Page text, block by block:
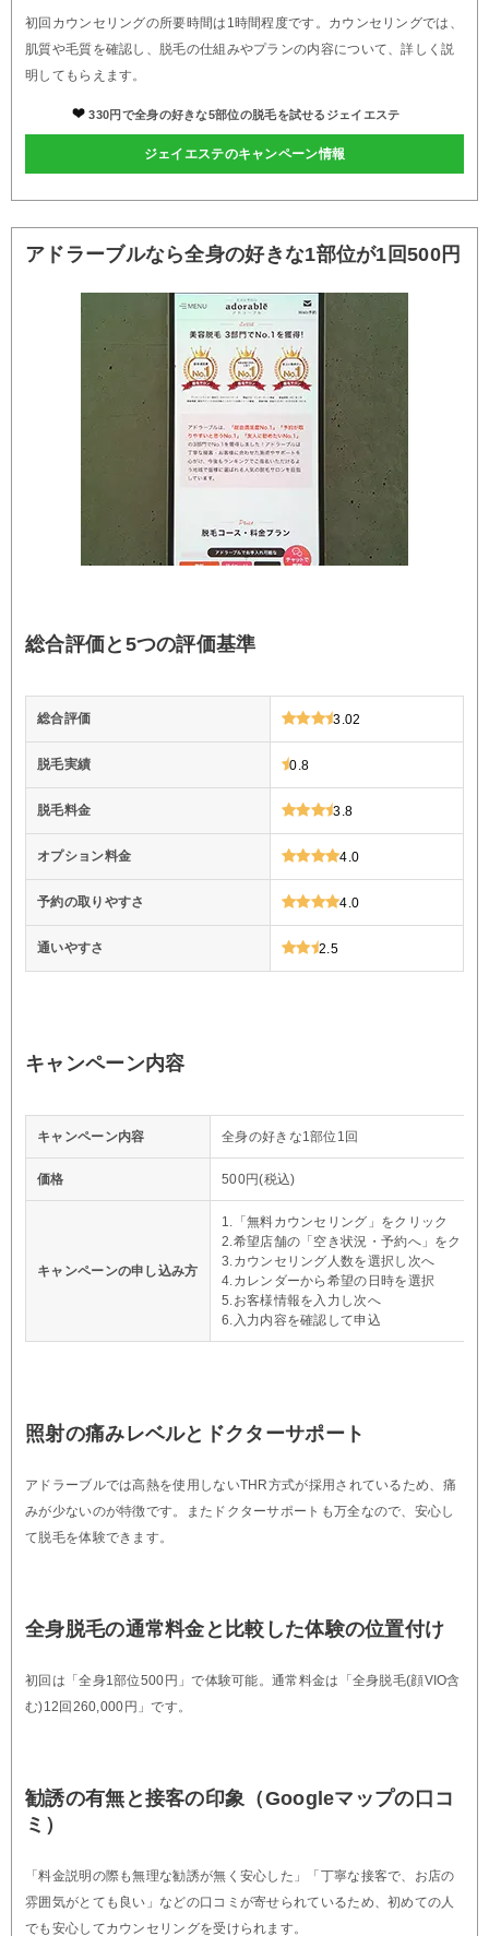
初回カウンセリングの所要時間は1時間程度です。カウンセリングでは、
肌質や毛質を確認し、脱毛の仕組みやプランの内容について、詳しく説
明してもらえます。
330円で全身の好きな5部位の脱毛を試せるジェイエステ
ジェイエステのキャンペーン情報
アドラーブルなら全身の好きな1部位が1回500円
総合評価と5つの評価基準
総合評価 3.02
脱毛実績 0.8
脱毛料金 3.8
オプション料金 4.0
予約の取りやすさ 4.0
通いやすさ 2.5
キャンペーン内容
キャンペーン内容 全身の好きな1部位1回
価格 500円(税込)
キャンペーンの申し込み方
1.「無料カウンセリング」をクリック
2.希望店舗の「空き状況・予約へ」をクリ
3.カウンセリング人数を選択し次へ
4.カレンダーから希望の日時を選択
5.お客様情報を入力し次へ
6.入力内容を確認して申込
照射の痛みレベルとドクターサポート
アドラーブルでは高熱を使用しないTHR方式が採用されているため、痛
みが少ないのが特徴です。またドクターサポートも万全なので、安心し
て脱毛を体験できます。
全身脱毛の通常料金と比較した体験の位置付け
初回は「全身1部位500円」で体験可能。通常料金は「全身脱毛(顔VIO含
む)12回260,000円」です。
勧誘の有無と接客の印象（Googleマップの口コ
ミ）
「料金説明の際も無理な勧誘が無く安心した」「丁寧な接客で、お店の
雰囲気がとても良い」などの口コミが寄せられているため、初めての人
でも安心してカウンセリングを受けられます。